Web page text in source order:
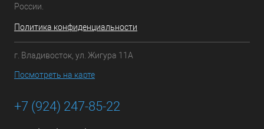
России.
Политика конфиденциальности
г. Владивосток, ул. Жигура 11А
Посмотреть на карте
+7 (924) 247-85-22